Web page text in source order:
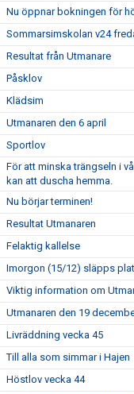
Nu öppnar bokningen för
Sommarsimskolan v24
Resultat från Utmanare
Påsklov
Klädsim
Utmanaren den 6 april
Sportlov
För att minska trängseln i
kan att duscha hemma.
Nu börjar terminen!
Resultat Utmanaren
Felaktig kallelse
Imorgon (15/12) släpps
Viktig information om
Utmanaren den 19
Livräddning vecka 45
Till alla som simmar i Hajen
Höstlov vecka 44